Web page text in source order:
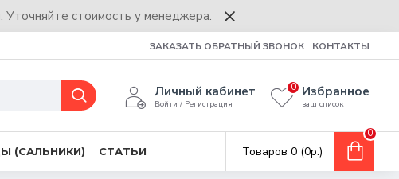
Уточняйте стоимость у менеджера.
ЗАКАЗАТЬ ОБРАТНЫЙ ЗВОНОК КОНТАКТЫ
Личный кабинет
Войти / Регистрация
Избранное
ваш список
0
(САЛЬНИКИ) СТАТЬИ Товаров 0 (0р.)
0